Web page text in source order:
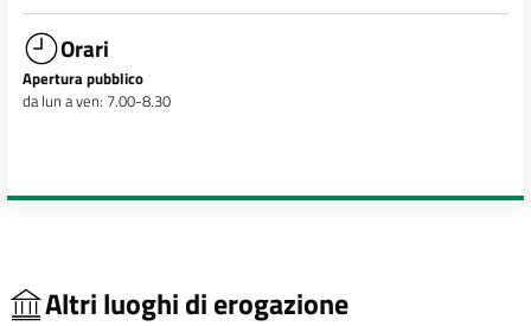
Orari
Apertura pubblico
da lun a ven: 7.00-8.30
Altri luoghi di erogazione